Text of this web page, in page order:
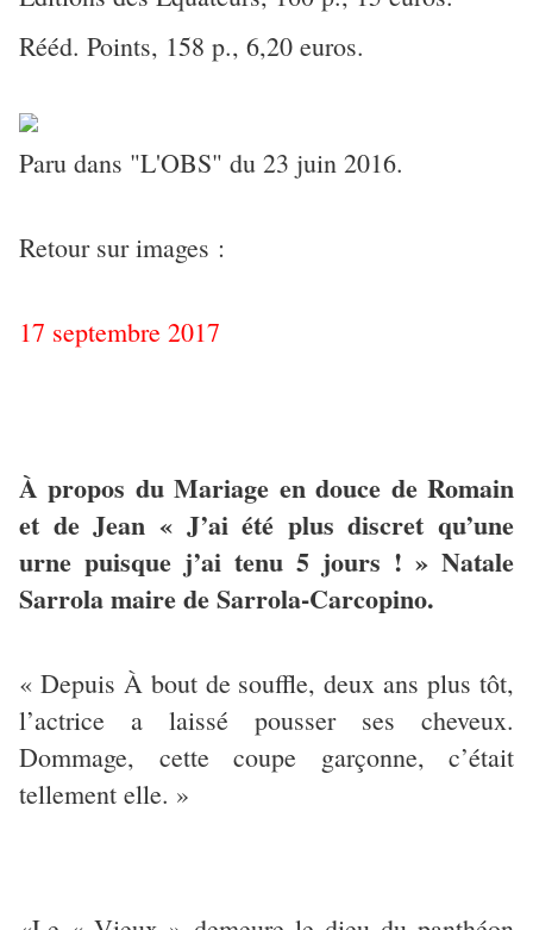
Rééd. Points, 158 p., 6,20 euros.
Paru dans "L'OBS" du 23 juin 2016.
Retour sur images :
17 septembre 2017
À propos du Mariage en douce de Romain
et de Jean « J’ai été plus discret qu’une
urne puisque j’ai tenu 5 jours ! » Natale
Sarrola maire de Sarrola-Carcopino.
« Depuis À bout de souffle, deux ans plus tôt,
l’actrice a laissé pousser ses cheveux.
Dommage, cette coupe garçonne, c’était
tellement elle. »